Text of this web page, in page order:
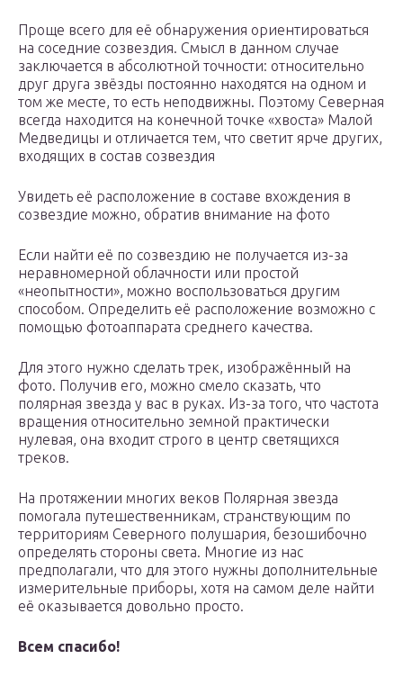
Проще всего для её обнаружения ориентироваться
на соседние созвездия. Смысл в данном случае
заключается в абсолютной точности: относительно
друг друга звёзды постоянно находятся на одном и
том же месте, то есть неподвижны. Поэтому Северная
всегда находится на конечной точке «хвоста» Малой
Медведицы и отличается тем, что светит ярче других,
входящих в состав созвездия
Увидеть её расположение в составе вхождения в
созвездие можно, обратив внимание на фото
Если найти её по созвездию не получается из-за
неравномерной облачности или простой
«неопытности», можно воспользоваться другим
способом. Определить её расположение возможно с
помощью фотоаппарата среднего качества.
Для этого нужно сделать трек, изображённый на
фото. Получив его, можно смело сказать, что
полярная звезда у вас в руках. Из-за того, что частота
вращения относительно земной практически
нулевая, она входит строго в центр светящихся
треков.
На протяжении многих веков Полярная звезда
помогала путешественникам, странствующим по
территориям Северного полушария, безошибочно
определять стороны света. Многие из нас
предполагали, что для этого нужны дополнительные
измерительные приборы, хотя на самом деле найти
её оказывается довольно просто.
Всем спасибо!